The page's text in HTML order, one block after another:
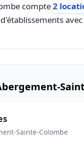
compte2
Sainte-Colombe